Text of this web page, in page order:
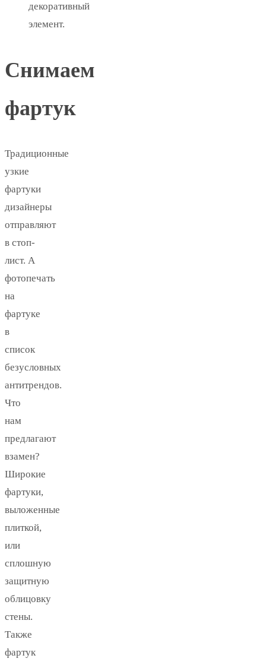
декоративный
элемент.
Снимаем
фартук
Традиционные
узкие
фартуки
дизайнеры
отправляют
в стоп-
лист. А
фотопечать
на
фартуке
в
список
безусловных
антитрендов.
Что
нам
предлагают
взамен?
Широкие
фартуки,
выложенные
плиткой,
или
сплошную
защитную
облицовку
стены.
Также
фартук